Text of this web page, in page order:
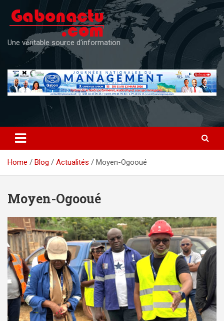
content
Une véritable source d'information
Home Blog Actualités Moyen-Ogooué
Moyen-Ogooué